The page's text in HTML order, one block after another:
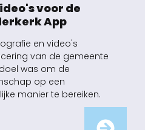
voor de
App
en video's
van de gemeente
was om de
op een
manier te bereiken.